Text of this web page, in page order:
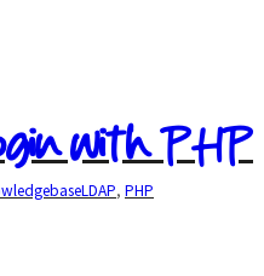
with PHP
LDAP, PHP